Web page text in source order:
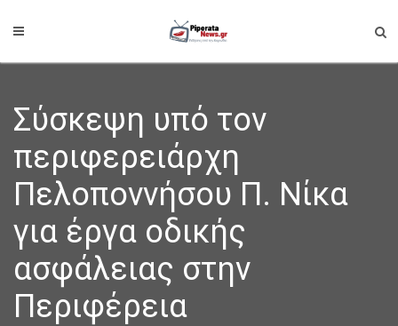
Σύσκεψη υπό τον
περιφερειάρχη
Πελοποννήσου Π. Νίκα
για έργα οδικής
ασφάλειας στην
Περιφέρεια